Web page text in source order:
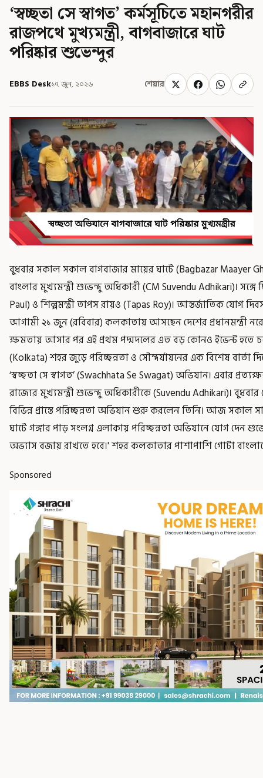
‘স্বচ্ছতা সে স্বাগত’ কর্মসূচিতে মহানগরীর
রাজপথে মুখ্যমন্ত্রী, বাগবাজারে ঘাট
পরিষ্কার শুভেন্দুর
EBBS Desk১৭ জুন, ২০২৬ শেয়ার
বুধবার সকাল সকাল বাগবাজার মায়ের ঘাটে (Bagbazar Maayer
বাংলার মুখ্যমন্ত্রী শুভেন্দু অধিকারী (CM Suvendu Adhikari)। সঙ্গে
Paul) ও শিল্পমন্ত্রী তাপস রায়ও (Tapas Roy)। আন্তর্জাতিক যোগ
আগামী ২১ জুন (রবিবার) কলকাতায় আসছেন দেশের প্রধানমন্ত্রী
ক্ষমতায় আসার পর এই প্রথম পদ্মদলের এত বড় কোনও ইভেন্ট হতে
(Kolkata) শহর জুড়ে পরিচ্ছন্নতা ও সৌন্দর্যায়নের এক বিশেষ বার্তা
‘স্বচ্ছতা সে স্বাগত’ (Swachhata Se Swagat) অভিযান। এবার
রাজ্যের মুখ্যমন্ত্রী শুভেন্দু অধিকারীকে (Suvendu Adhikari)।
বিভিন্ন প্রান্তে পরিচ্ছন্নতা অভিযান শুরু করলেন তিনি। আজ সকাল
ঘাটে গঙ্গার পাড় সংলগ্ন এলাকায় পরিচ্ছন্নতা অভিযানে যোগ দেন
অভ্যাস বজায় রাখতে হবে।' শহর কলকাতার পাশাপাশি গোটা
Sponsored